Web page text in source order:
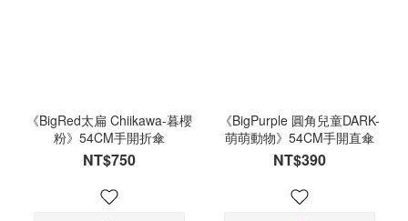
《BigRed太扁 Chiikawa-暮櫻
粉》54CM手開折傘
NT$750
《BigPurple 圓角兒童DARK-
萌萌動物》54CM手開直傘
NT$390